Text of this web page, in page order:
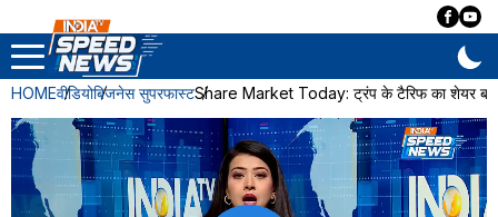
HOMEवीडियोबिजनेस सुपरफास्टShare Market Today: ट्रंप के टैरिफ का शेयर